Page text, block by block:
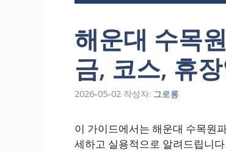
해운대 수목
금, 코스, 휴
2026-05-02 작성자: 그로롱
이 가이드에서는 해운대 수목원
세하고 실용적으로 알려드립니다.